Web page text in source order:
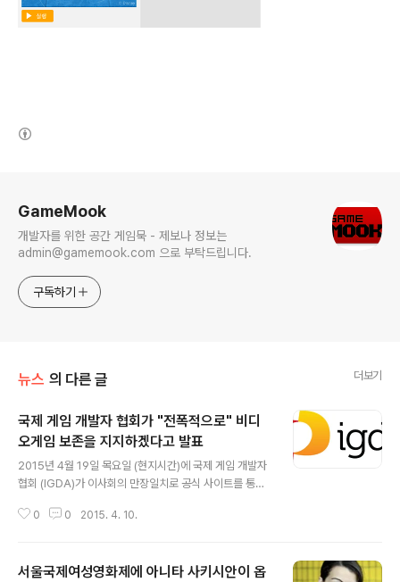
GameMook
개발자를 위한 공간 게임묵 - 제보나 정보는
admin@gamemook.com 으로 부탁드립니다.
구독하기
뉴스 의 다른 글 더보기
국제 게임 개발자 협회가 "전폭적으로" 비디
오게임 보존을 지지하겠다고 발표
2015년 4월 19일 목요일 (현지시간)에 국제 게임 개발자
협회 (IGDA)가 이사회의 만장일치로 공식 사이트를 통해
공식 선언은 다음과 같습니다. 오늘, IGDA 이사회의 만장
화 유물 입니다. 국제 게임 개발자 협회 (IGDA)는 연구하
0 0 2015. 4. 10.
서울국제여성영화제에 아니타 사키시안이 옵